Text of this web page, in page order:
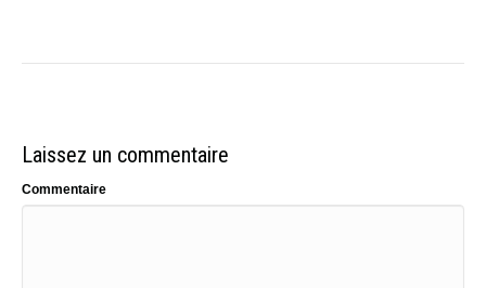
Laissez un commentaire
Commentaire